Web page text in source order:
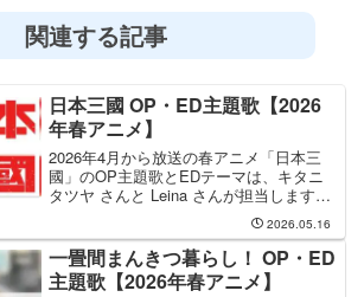
関連する記事
日本三國 OP・ED主題歌【2026
年春アニメ】
2026年4月から放送の春アニメ「日本三
國」のOP主題歌とEDテーマは、キタニ
タツヤ さんと Leina さんが担当します。
OP主題歌の担当はキタニタツヤさんで、
曲名は「火種」です。EDテーマを手掛け
るのは Leina さんで、そのEDテー...
2026.05.16
一畳間まんきつ暮らし！ OP・ED
主題歌【2026年春アニメ】